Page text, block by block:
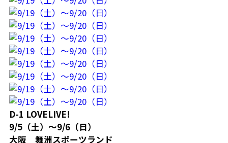
D-1 LOVELIVE!
9/5（土）～9/6（日）
大阪 舞洲スポーツランド